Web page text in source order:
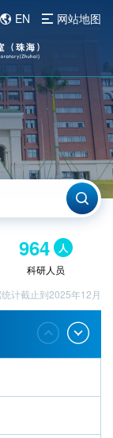
EN 网站地图
964 人
科研人员
计截止到2025年12月